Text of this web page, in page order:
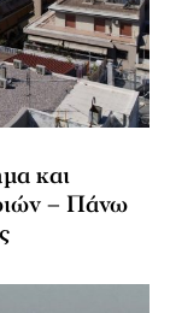
και
– Πάνω